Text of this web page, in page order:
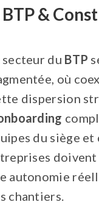
BTP &
secteur du BTP
où
dispersion
du siège
autonomie
chantiers.